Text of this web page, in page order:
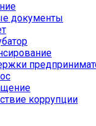
документы
коррупции